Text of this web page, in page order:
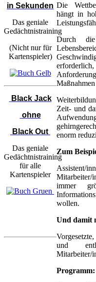
Die
hängt in
Durch
Maßnahmen
Zeit- und
enorm
Zum
Assistent/
Mitarbeiter/
immer
wollen.
Und damit
und
Mitarbeiter/
Programm:
in Sekunden
Das geniale
Gedächtnistraining
(Nicht nur für
Kartenspieler)
Black Jack
ohne
Black Out
Das geniale
Gedächtnistraining
für alle
Kartenspieler